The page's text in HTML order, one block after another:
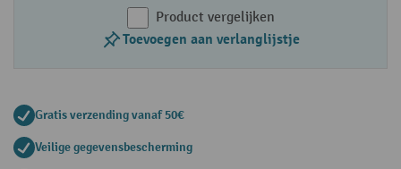
Product vergelijken
Toevoegen aan verlanglijstje
Gratis verzending vanaf 50€
Veilige gegevensbescherming